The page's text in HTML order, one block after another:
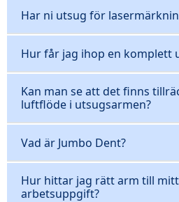
Har ni utsug för
Hur får jag ihop en komplett
Kan man se att det finns
luftflöde i utsugsarmen?
Vad är Jumbo Dent?
Hur hittar jag rätt arm till
arbetsuppgift?